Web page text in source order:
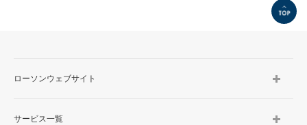
ローソンウェブサイト
サービス一覧